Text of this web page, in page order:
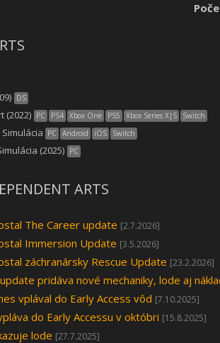
DS
(2022) PC PS4 Xbox One PS5 Xbox Series X|S Switch
Simulácia PC Android iOS Switch
(2025) PC
ARTS
The Career update [2.7.2026]
Immersion Update [3.5.2026]
záchranársky Rescue Update [23.2.2026]
pridáva nové mechaniky, lode aj
vplával do Early Access vôd [7.10.2025]
do Early Accessu v októbri [15.8.2025]
lode [27.7.2025]